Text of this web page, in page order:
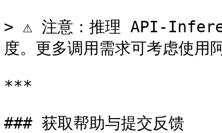
> ⚠️ 注意：推理 API-
度。更多调用需求可考虑使用
***
### 获取帮助与提交反馈